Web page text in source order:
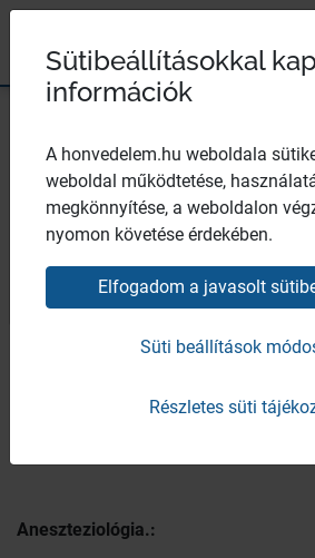
Egészségügyi központ
Előjegyzések,
Felhívjuk szíves figyelmüket, hogy a
szakrendeléseken az időpontkérés
alábbiakban részletezett
Aneszteziológia.:
Széchenyi 2020
Sütibeállításokkal
információk
A honvedelem.hu weboldala
weboldal működtetése,
megkönnyítése, a weboldalon
nyomon követése érdekében.
Elfogadom a javasolt
Süti beállítások
Részletes süti